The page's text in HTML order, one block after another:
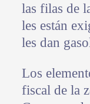
las filas de
les están
les dan
Los
fiscal de la